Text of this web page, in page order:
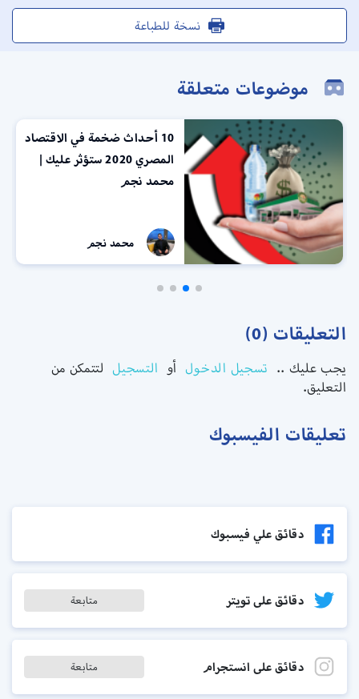
نسخة للطباعة
موضوعات متعلقة
10 أحداث ضخمة في الاقتصاد
المصري 2020 ستؤثر عليك |
محمد نجم
محمد نجم
التعليقات (0)
يجب عليك .. تسجيل الدخول أو التسجيل لتتمكن من
التعليق.
تعليقات الفيسبوك
دقائق علي فيسبوك
دقائق على تويتر متابعة
دقائق على انستجرام متابعة